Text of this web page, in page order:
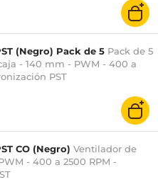
(Negro) Pack de 5 Pack de 5
- 140 mm - PWM - 400 a
PST
CO (Negro) Ventilador de
- 400 a 2500 RPM -